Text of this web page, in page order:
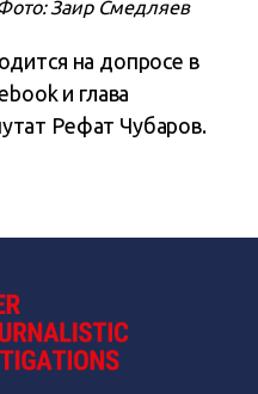
Заир Смедляев
на допросе в
и глава
Рефат Чубаров.